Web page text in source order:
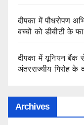
दीपका में पौधरोपण
बच्चों को डीबीटी के
दीपका में यूनियन बैंक
अंतरराज्यीय गिरोह के
Archives